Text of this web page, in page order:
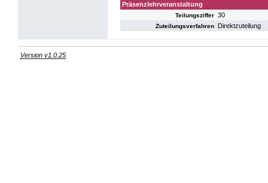
Präsenzlehrveranstaltung
Teilungsziffer 30
Zuteilungsverfahren Direktzuteilung
Version v1.0.25